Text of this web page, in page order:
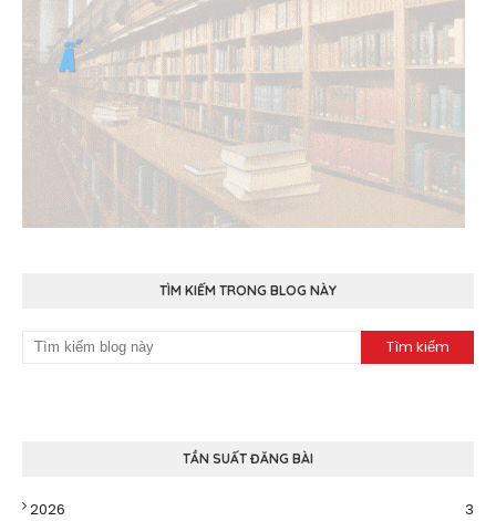
TÌM KIẾM TRONG BLOG NÀY
TẦN SUẤT ĐĂNG BÀI
2026
3